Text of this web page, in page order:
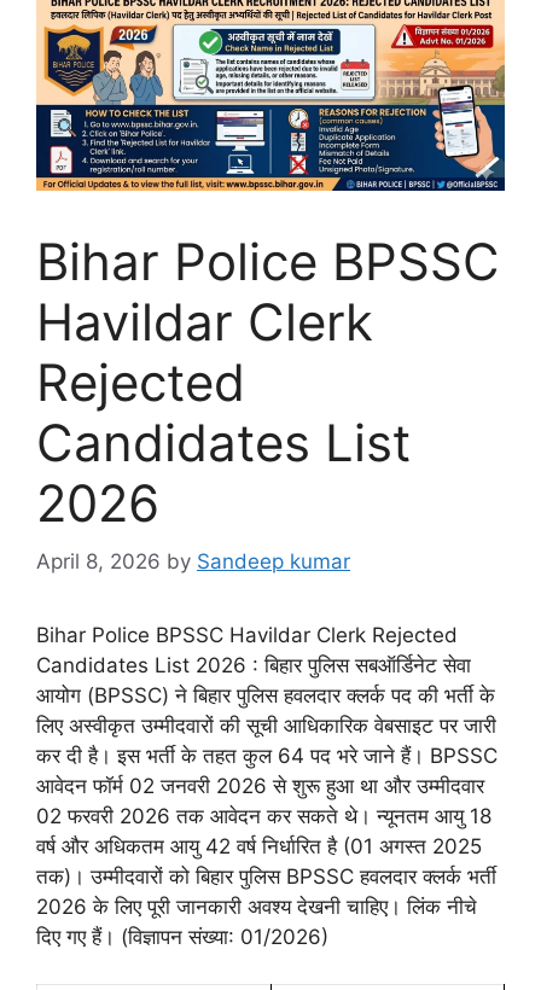
Bihar Police BPSSC
Havildar Clerk
Rejected
Candidates List
2026
April 8, 2026 by Sandeep kumar
Bihar Police BPSSC Havildar Clerk Rejected
Candidates List 2026 : बिहार पुलिस सबऑर्डिनेट सेवा
आयोग (BPSSC) ने बिहार पुलिस हवलदार क्लर्क पद की भर्ती के
लिए अस्वीकृत उम्मीदवारों की सूची आधिकारिक वेबसाइट पर जारी
कर दी है। इस भर्ती के तहत कुल 64 पद भरे जाने हैं। BPSSC
आवेदन फॉर्म 02 जनवरी 2026 से शुरू हुआ था और उम्मीदवार
02 फरवरी 2026 तक आवेदन कर सकते थे। न्यूनतम आयु 18
वर्ष और अधिकतम आयु 42 वर्ष निर्धारित है (01 अगस्त 2025
तक)। उम्मीदवारों को बिहार पुलिस BPSSC हवलदार क्लर्क भर्ती
2026 के लिए पूरी जानकारी अवश्य देखनी चाहिए। लिंक नीचे
दिए गए हैं। (विज्ञापन संख्या: 01/2026)